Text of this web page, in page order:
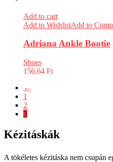
Add to cart
Add to WishlistAdd to
Adriana Ankle Bootie
Shoes
156,64 Ft
←
1
2
3
Kézitáskák
A tökéletes kézitáska nem csupán